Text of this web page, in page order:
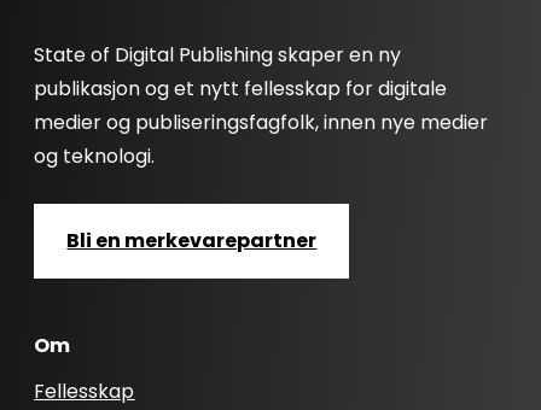
State of Digital Publishing skaper en ny
publikasjon og et nytt fellesskap for digitale
medier og publiseringsfagfolk, innen nye medier
og teknologi.
Bli en merkevarepartner
Om
Fellesskap